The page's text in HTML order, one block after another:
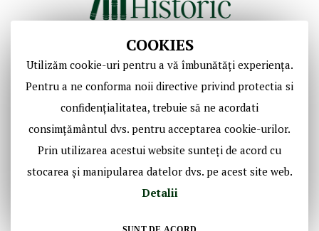
COOKIES
Utilizăm cookie-uri pentru a vă îmbunătăți experiența.
Pentru a ne conforma noii directive privind protectia si
confidențialitatea, trebuie să ne acordati
consimțământul dvs. pentru acceptarea cookie-urilor.
Prin utilizarea acestui website sunteți de acord cu
stocarea și manipularea datelor dvs. pe acest site web.
Detalii
Copyright © Casa de Licitaţii Historic SRL
Social Media Historic